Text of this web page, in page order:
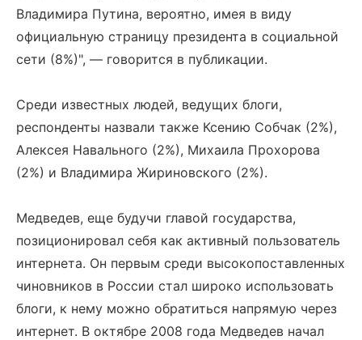
Владимира Путина, вероятно, имея в виду
официальную страницу президента в социальной
сети (8%)", — говорится в публикации.
Среди известных людей, ведущих блоги,
респонденты назвали также Ксению Собчак (2%),
Алексея Навального (2%), Михаила Прохорова
(2%) и Владимира Жириновского (2%).
Медведев, еще будучи главой государства,
позиционировал себя как активный пользователь
интернета. Он первым среди высокопоставленных
чиновников в России стал широко использовать
блоги, к нему можно обратиться напрямую через
интернет. В октябре 2008 года Медведев начал